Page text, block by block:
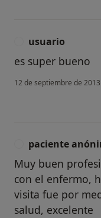
usuario
es super bueno
12 de septiembre de 2013
paciente
Muy buen
con el enfermo,
visita fue por
salud, excelente